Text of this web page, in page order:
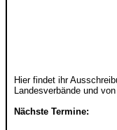
Hier findet ihr
Landesverbände und
Nächste Termine: